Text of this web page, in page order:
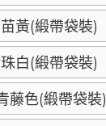
黃(緞帶袋裝)
白(緞帶袋裝)
藤色(緞帶袋裝)